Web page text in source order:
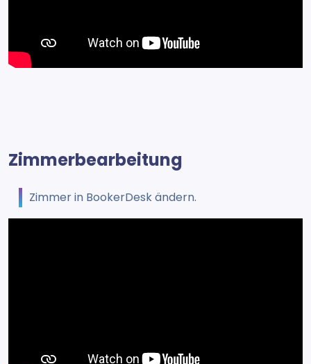
Zimmerbearbeitung
Zimmer in BookerDesk ändern.